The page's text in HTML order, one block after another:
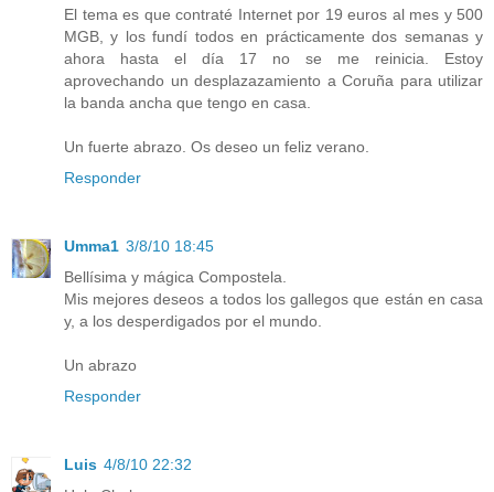
El tema es que contraté Internet por 19 euros al mes y 500
MGB, y los fundí todos en prácticamente dos semanas y
ahora hasta el día 17 no se me reinicia. Estoy
aprovechando un desplazazamiento a Coruña para utilizar
la banda ancha que tengo en casa.
Un fuerte abrazo. Os deseo un feliz verano.
Responder
Umma1 3/8/10 18:45
Bellísima y mágica Compostela.
Mis mejores deseos a todos los gallegos que están en casa
y, a los desperdigados por el mundo.
Un abrazo
Responder
Luis 4/8/10 22:32